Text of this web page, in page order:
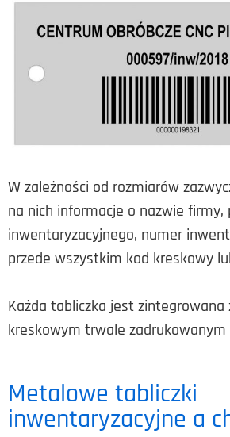
W zależności od rozmiarów
na nich informacje o nazwie firmy,
inwentaryzacyjnego, numer
przede wszystkim kod kreskowy
Każda tabliczka jest zintegrowana
kreskowym trwale
Metalowe tabliczki
inwentaryzacyjne a